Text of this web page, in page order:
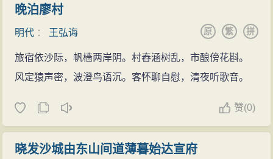
晚泊廖村
明代 ： 王弘诲 拼
繁
原
旅宿依沙际，帆樯两岸阴。村舂涵树乱，市酿傍花斟。
风定猿声密，波澄鸟语沉。客怀聊自慰，清夜听歌音。
赞(0)
晓发沙城由东山间道薄暮始达宣府